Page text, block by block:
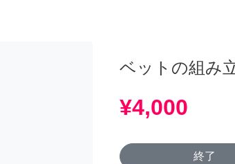
ベットの組み
¥4,000
終了